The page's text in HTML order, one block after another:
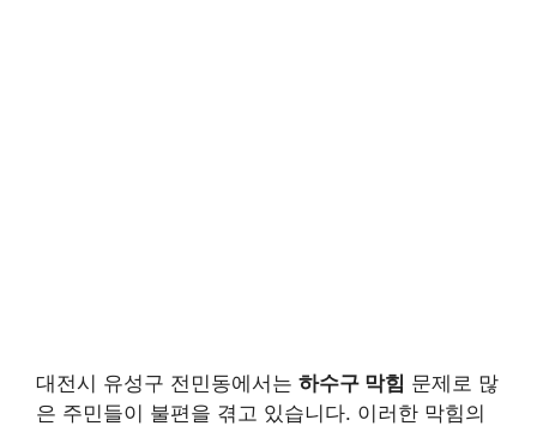
대전시 유성구 전민동에서는 하수구 막힘 문제로 많
은 주민들이 불편을 겪고 있습니다. 이러한 막힘의